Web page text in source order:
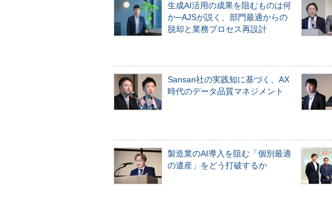
生成AI活用の成果を阻むものは何
か─AJSが説く、部門最適からの
脱却と業務プロセス再設計
Sansan社の実践知に基づく、AX
時代のデータ品質マネジメント
製造業のAI導入を阻む「個別最適
の遺産」をどう打破するか